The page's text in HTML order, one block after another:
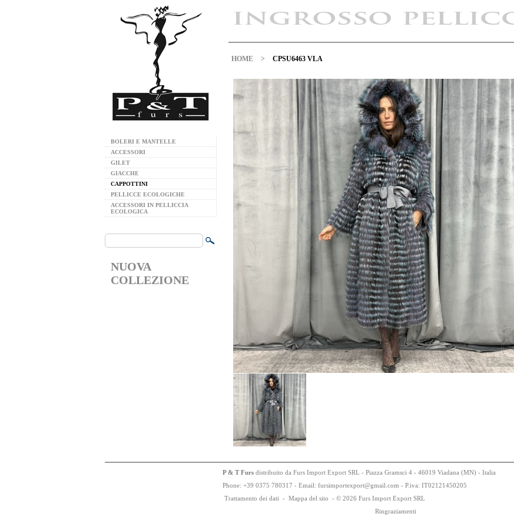
BOLERI E MANTELLE
ACCESSORI
GILET
GIACCHE
CAPPOTTINI
PELLICCE ECOLOGICHE
ACCESSORI IN PELLICCIA
ECOLOGICA
NUOVA
COLLEZIONE
HOME > CPSU6463 VLA
P & T Furs distribuito da Furs Import Export SRL - Piazza Gramsci 4 - 46019 Viadana (MN) - Italia
Phone: +39 0375 780317 - Email: fursimportexport@gmail.com - P.iva: IT02121450205
Trattamento dei dati - Mappa del sito - © 2026 Furs Import Export SRL
Ringraziamenti